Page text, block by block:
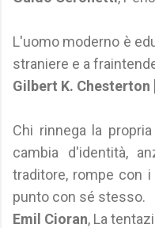
L'uomo moderno è
straniere e a
Gilbert K. Chesterton
Chi rinnega la
cambia d'identità,
traditore, rompe con
punto con sé stesso.
Emil Cioran, La